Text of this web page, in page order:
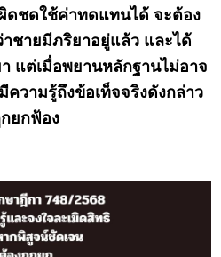
ดชดใช้ค่าทดแทนได้ จะต้อง
ชายมีภริยาอยู่แล้ว และได้
แต่เมื่อพยานหลักฐานไม่อาจ
วามรู้ถึงข้อเท็จจริงดังกล่าว
ยกฟ้อง